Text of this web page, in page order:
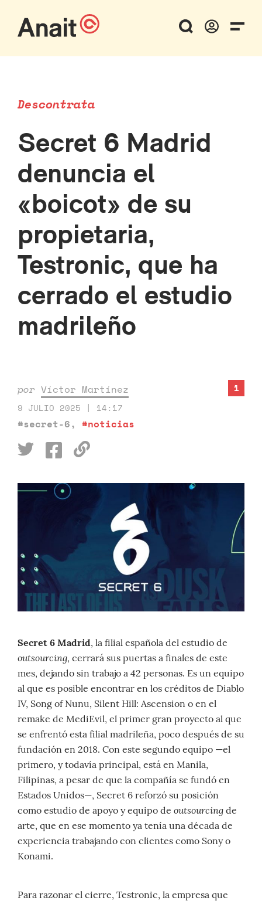
Descontrata
Secret 6 Madrid
denuncia el
«boicot» de su
propietaria,
Testronic, que ha
cerrado el estudio
madrileño
por Víctor Martínez
9 JULIO 2025 | 14:17
#secret-6, #noticias
1
Secret 6 Madrid, la filial española del estudio de
outsourcing, cerrará sus puertas a finales de este
mes, dejando sin trabajo a 42 personas. Es un equipo
al que es posible encontrar en los créditos de Diablo
IV, Song of Nunu, Silent Hill: Ascension o en el
remake de MediEvil, el primer gran proyecto al que
se enfrentó esta filial madrileña, poco después de su
fundación en 2018. Con este segundo equipo —el
primero, y todavía principal, está en Manila,
Filipinas, a pesar de que la compañía se fundó en
Estados Unidos—, Secret 6 reforzó su posición
como estudio de apoyo y equipo de outsourcing de
arte, que en ese momento ya tenía una década de
experiencia trabajando con clientes como Sony o
Konami.
Para razonar el cierre, Testronic, la empresa que